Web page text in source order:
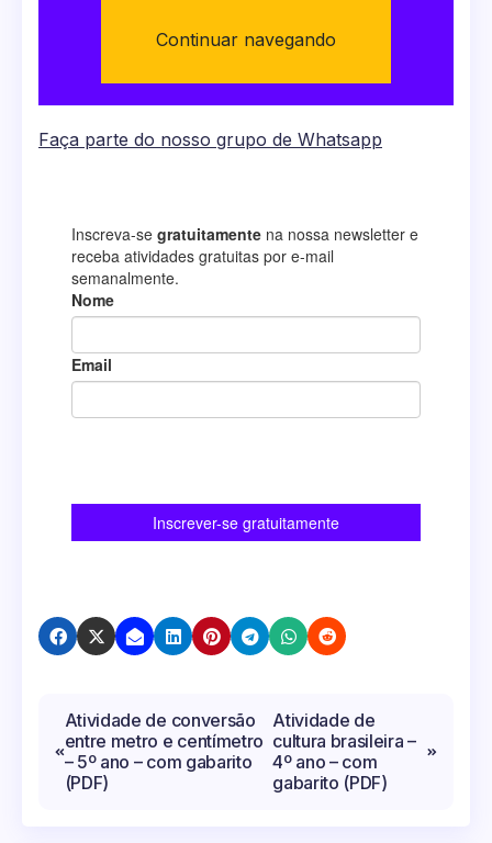
Continuar navegando
Faça parte do nosso grupo de Whatsapp
Navegação
de
Post
Atividade de conversão
entre metro e centímetro
– 5º ano – com gabarito
(PDF)
Atividade de
cultura brasileira –
4º ano – com
gabarito (PDF)